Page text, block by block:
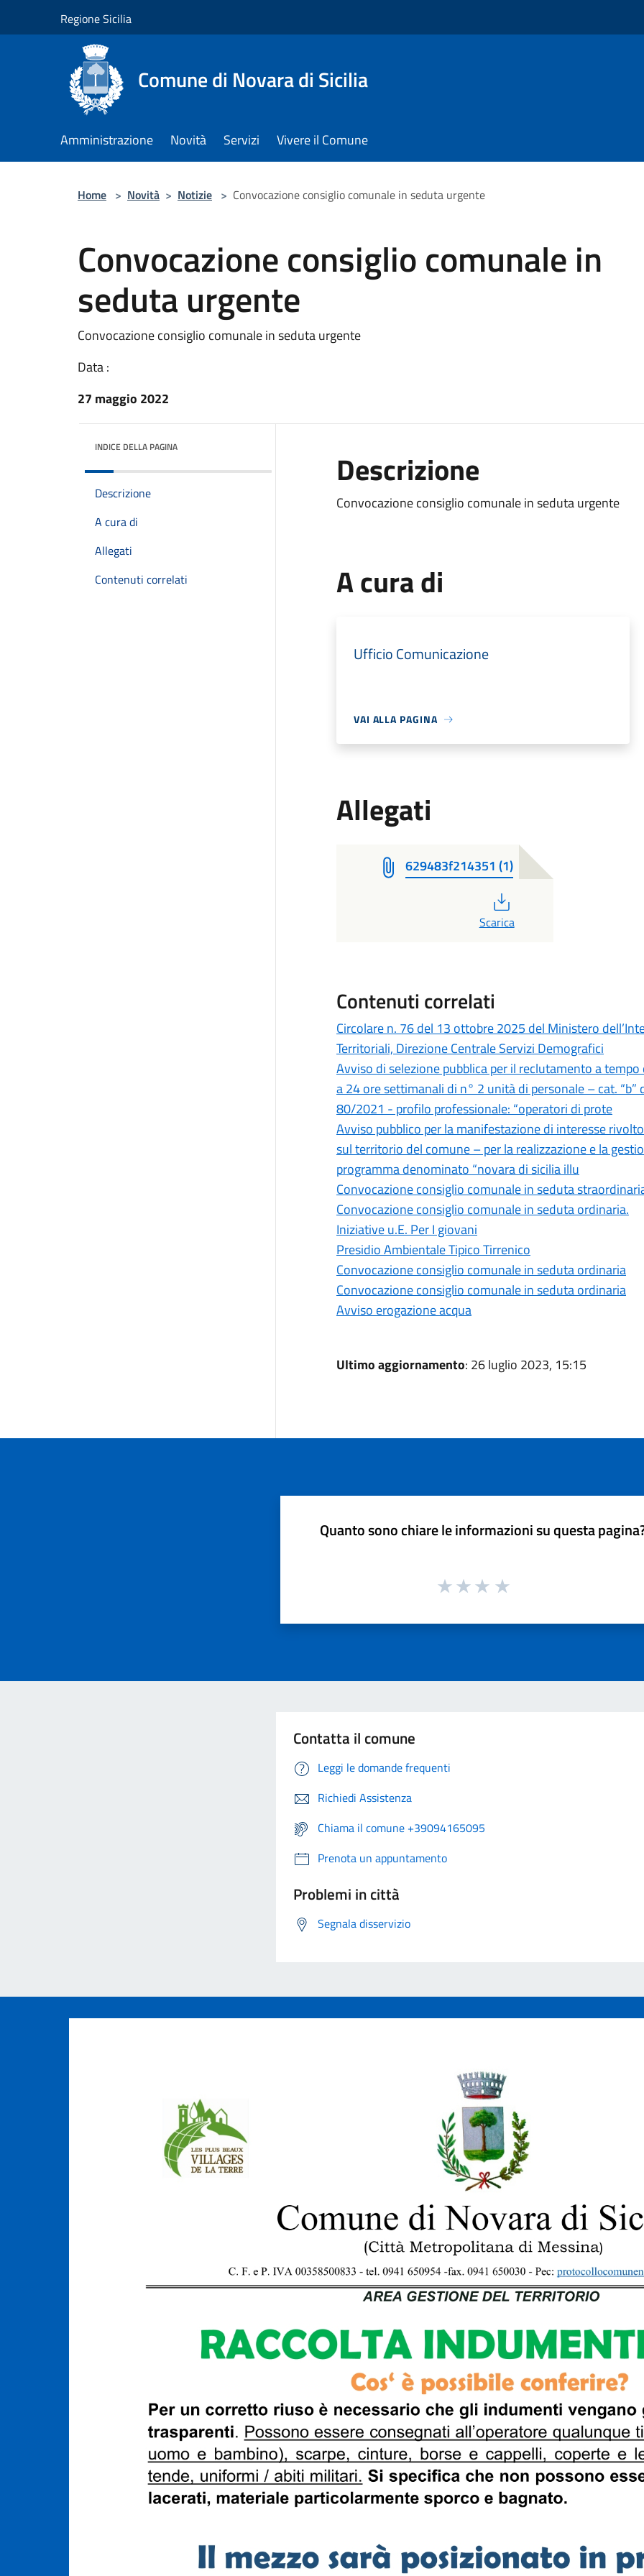
Regione Sicilia
Comune di Novara di Sicilia
Amministrazione Novità Servizi Vivere il Comune
Home > Novità > Notizie > Convocazione consiglio comunale in seduta urgente
Convocazione consiglio comunale in
seduta urgente
Convocazione consiglio comunale in seduta urgente
Data :
27 maggio 2022
INDICE DELLA PAGINA
Descrizione
A cura di
Allegati
Contenuti correlati
Descrizione
Convocazione consiglio comunale in seduta urgente
A cura di
Ufficio Comunicazione
VAI ALLA PAGINA
Allegati
629483f214351 (1)
Scarica
Contenuti correlati
Circolare n. 76 del 13 ottobre 2025 del Ministero
Territoriali, Direzione Centrale Servizi Demografici
Avviso di selezione pubblica per il reclutamento a
a 24 ore settimanali di n° 2 unità di personale – cat.
80/2021 - profilo professionale: “operatori di prote
Avviso pubblico per la manifestazione di interesse
sul territorio del comune – per la realizzazione e la
programma denominato “novara di sicilia illu
Convocazione consiglio comunale in seduta
Convocazione consiglio comunale in seduta ordinaria.
Iniziative u.E. Per I giovani
Presidio Ambientale Tipico Tirrenico
Convocazione consiglio comunale in seduta ordinaria
Convocazione consiglio comunale in seduta ordinaria
Avviso erogazione acqua
Ultimo aggiornamento: 26 luglio 2023, 15:15
Quanto sono chiare le informazioni su questa
Contatta il comune
Leggi le domande frequenti
Richiedi Assistenza
Chiama il comune +39094165095
Prenota un appuntamento
Problemi in città
Segnala disservizio